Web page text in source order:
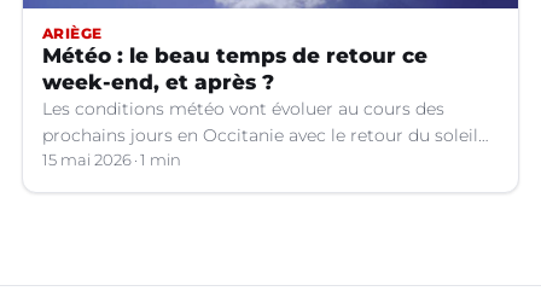
ARIÈGE
Météo : le beau temps de retour ce
week-end, et après ?
Les conditions météo vont évoluer au cours des
prochains jours en Occitanie avec le retour du soleil
et une hausse du mercure !
15 mai 2026 1 min